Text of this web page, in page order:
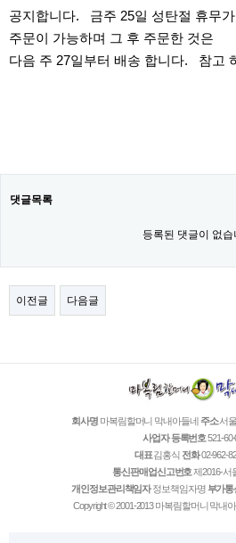
공지합니다. 금주 25일 성탄절 휴무
주문이 가능하며 그 후 주문한 것은
다음 주 27일부터 배송 합니다. 참고
댓글목록
등록된 댓글이 없습
이전글 다음글
회사명 마복림할머니 막내아들네 주소서
사업자 등록번호521-
대표김홍식 전화02-962-
통신판매업신고번호제2016-서
개인정보관리책임자정보책임자명 부가통
Copyright © 2001-2013 마복림할머니 막내아